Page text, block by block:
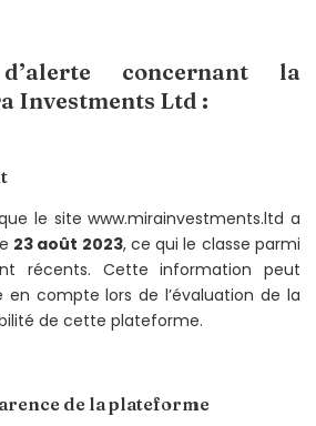
concernant la
Investments Ltd :
le site www.mirainvestments.ltd a
23 août 2023, ce qui le classe parmi
récents. Cette information peut
compte lors de l’évaluation de la
de cette plateforme.
de la plateforme